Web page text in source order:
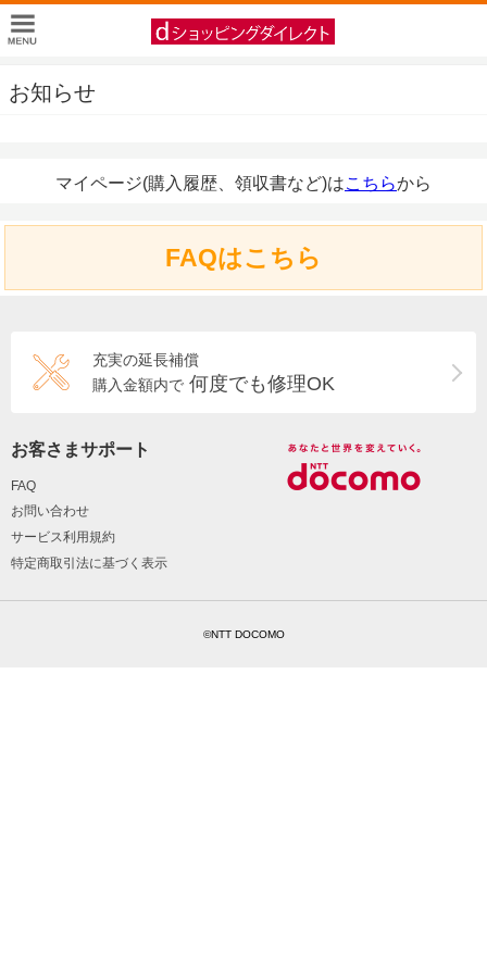
お知らせ
マイページ(購入履歴、領収書など)はこちらから
FAQはこちら
充実の延長補償
購入金額内で 何度でも修理OK
お客さまサポート
FAQ
お問い合わせ
サービス利用規約
特定商取引法に基づく表示
©NTT DOCOMO